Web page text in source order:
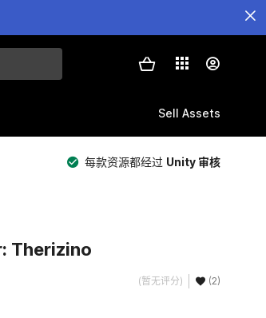
Sell Assets
每款资源都经过 Unity 审核
Therizino
(暂无评分) (2)